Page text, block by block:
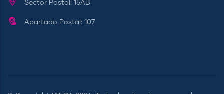
Sector Postal: 15AB
Apartado Postal: 107